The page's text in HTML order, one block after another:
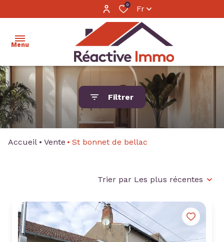
0 Fr
Menu
accueil
ventes
financement
contact
Filtrer
Accueil Vente St bonnet de bellac
Trier par Les plus récentes